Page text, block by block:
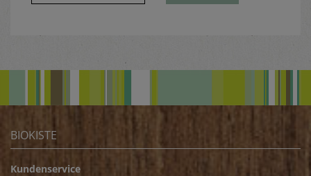
BIOKISTE
Kundenservice